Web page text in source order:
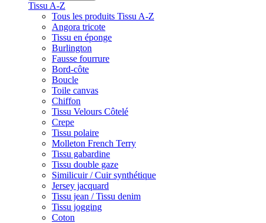
Tissu A-Z
Tous les produits Tissu A-Z
Angora tricote
Tissu en éponge
Burlington
Fausse fourrure
Bord-côte
Boucle
Toile canvas
Chiffon
Tissu Velours Côtelé
Crepe
Tissu polaire
Molleton French Terry
Tissu gabardine
Tissu double gaze
Similicuir / Cuir synthétique
Jersey jacquard
Tissu jean / Tissu denim
Tissu jogging
Coton